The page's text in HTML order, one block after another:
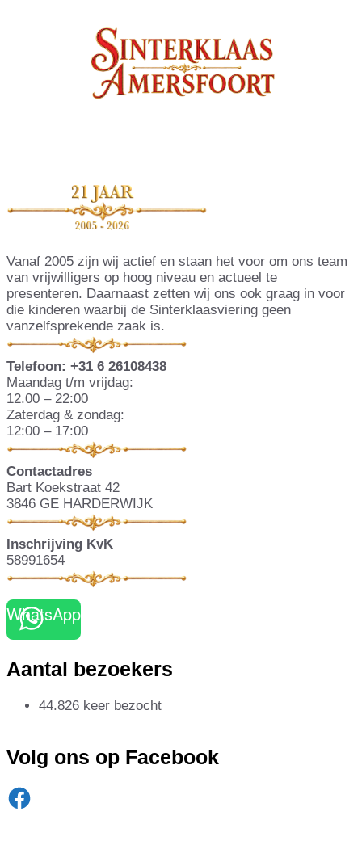
Vanaf 2005 zijn wij actief en staan het voor om ons team
van vrijwilligers op hoog niveau en actueel te
presenteren. Daarnaast zetten wij ons ook graag in voor
die kinderen waarbij de Sinterklaasviering geen
vanzelfsprekende zaak is.
Telefoon: ‭+31 6 26108438
Maandag t/m vrijdag:
12.00 – 22:00
Zaterdag & zondag:
12:00 – 17:00
Contactadres
Bart Koekstraat 42
3846 GE HARDERWIJK
Inschrijving KvK
58991654
WhatsApp
Aantal bezoekers
44.826 keer bezocht
Volg ons op Facebook
Facebook